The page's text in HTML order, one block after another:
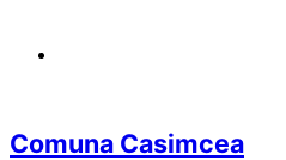
Comuna Casimcea